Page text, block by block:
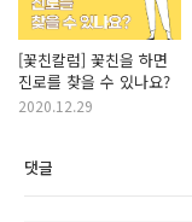
[꽃친칼럼] 꽃친을 하면
진로를 찾을 수 있나요?
2020.12.29
댓글